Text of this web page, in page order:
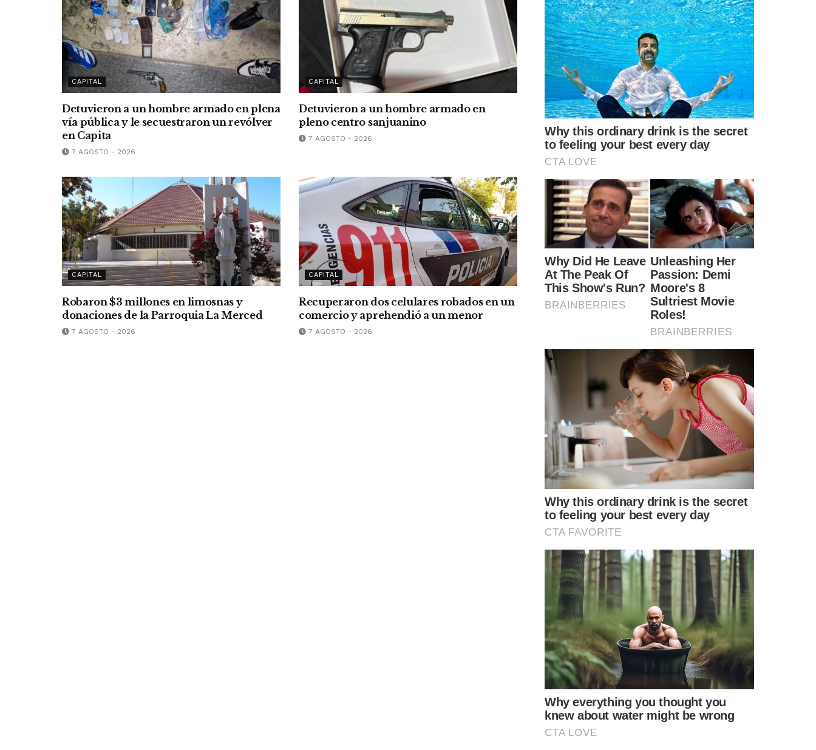
CAPITAL
Detuvieron a un hombre armado en plena
vía pública y le secuestraron un revólver
en Capita
7 AGOSTO - 2026
CAPITAL
Detuvieron a un hombre armado en
pleno centro sanjuanino
7 AGOSTO - 2026
CAPITAL
Robaron $3 millones en limosnas y
donaciones de la Parroquia La Merced
7 AGOSTO - 2026
CAPITAL
Recuperaron dos celulares robados en un
comercio y aprehendió a un menor
7 AGOSTO - 2026